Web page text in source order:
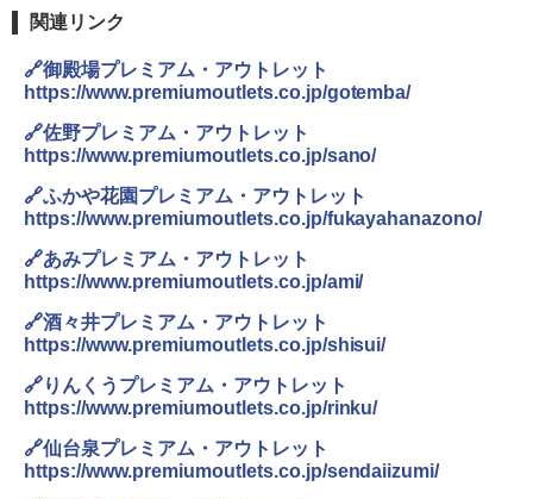
A26 地球の歩き方 チェコ ポーランド スロヴ
ァキア 2026～2027 地球の歩き方A ヨーロッ
パ
￥2,277
新しい日本地理 地図・統計・移動から読み
解く (講談社現代新書)
￥1,540
テント ワンタッチ RENEW 幅200 2-3人用 43
500002(88859)
￥5,999
[キャンパーズコレクション 山善] 傘みたいに
広げるだけ パッとサッとテント ブラックコ
ーティング フルクローズ メッシュ 3-4人用
簡単設置 ポップアップテント エクルベージ
ュ(BC仕様) PATC-150B(EB)
￥9,990
[キャンパーズコレクション 山善] 傘みたいに
広げるだけ パッとサッとテント キューブワ
ーズ メッシュ 5人用 簡単設置 ポップアップ
テント PATCW-200B エクルベージュ
付き ヒグマ・イノシシ対策 自治体・教育機
関の購入実績 登山・キャンプ・アウトドア・
防災用品 長期保存可能 緊急時用 日本国内発
￥3,680
Across やわらか保冷剤 日本製 固まらない 1
1cm ソフト 2個セット (2個セット)
着替えテント トイレテント 透けない【換気
通気窓付き】収納袋付き UVカット 防水 防災
コンパクト iimono117 (ブルー)
￥3,180
関連リンク
🔗御殿場プレミアム・アウトレット
https://www.premiumoutlets.co.jp/gotemba/
🔗佐野プレミアム・アウトレット
https://www.premiumoutlets.co.jp/sano/
🔗ふかや花園プレミアム・アウトレット
https://www.premiumoutlets.co.jp/fukayahanazono/
🔗あみプレミアム・アウトレット
https://www.premiumoutlets.co.jp/ami/
🔗酒々井プレミアム・アウトレット
https://www.premiumoutlets.co.jp/shisui/
🔗りんくうプレミアム・アウトレット
https://www.premiumoutlets.co.jp/rinku/
🔗仙台泉プレミアム・アウトレット
https://www.premiumoutlets.co.jp/sendaiizumi/